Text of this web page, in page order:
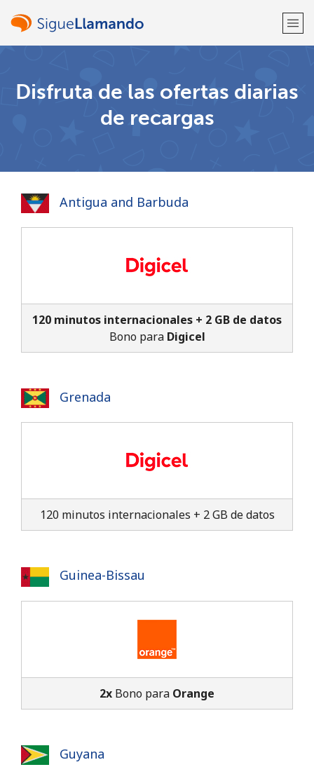
¿Ya tienes una cuenta?Inicia sesión →
No se ha creado una contraseña
Una letra mayúscula y una minúscula
Mantente en contacto para recibir nuestras mejores
Términos y condiciones.
Únete
Disfruta de las ofertas diarias
de recargas
Antigua and Barbuda
120 minutos internacionales + 2 GB de datos
Bono para Digicel
Grenada
120 minutos internacionales + 2 GB de datos
Guinea-Bissau
2x Bono para Orange
Guyana